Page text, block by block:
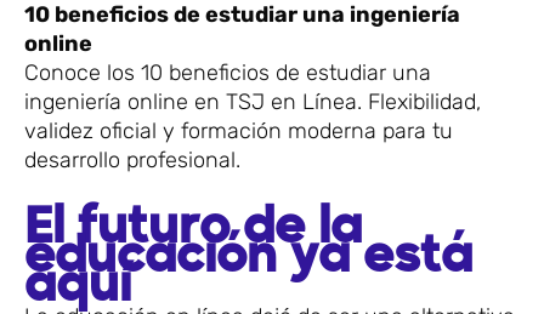
10 beneficios de estudiar una ingeniería
online
Conoce los 10 beneficios de estudiar una
ingeniería online en TSJ en Línea. Flexibilidad,
validez oficial y formación moderna para tu
desarrollo profesional.
El futuro de la
educación ya está
aquí